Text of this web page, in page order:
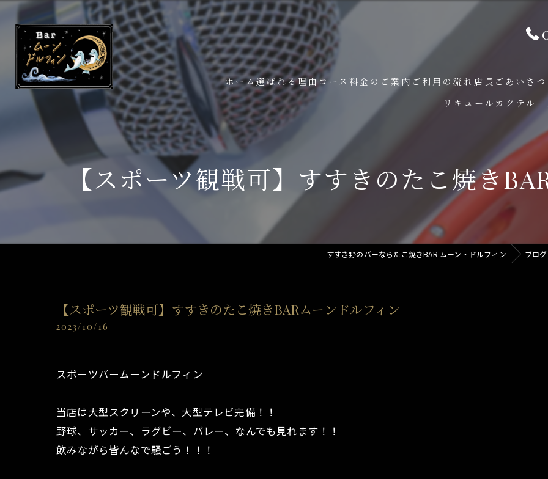
ホーム選ばれる理由 コース料金のご案内
単品ドリンク料金表
ワインメニュー
食べ飲み放題プラン
飲み物メニュー表
ご利用の流れ 店長ごあいさつ
スタッフ紹介
リキュールカクテル
【スポーツ観戦可】すすきのたこ焼き
すすき野のバーならたこ焼きBAR ムーン・ドルフィン ブログ
【スポーツ観戦可】すすきのたこ焼きBARムーンドルフィン
2023/10/16
スポーツバームーンドルフィン
当店は大型スクリーンや、大型テレビ完備！！
野球、サッカー、ラグビー、バレー、なんでも見れます！！
飲みながら皆んなで騒ごう！！！